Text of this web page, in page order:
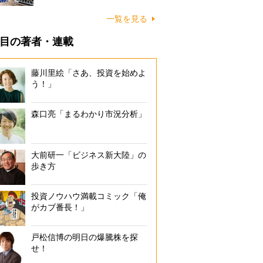
一覧を見る
の著者・連載
藤川里絵「さあ、投資を始めよ
う！」
森口亮「まるわかり市況分析」
大前研一「ビジネス新大陸」の
歩き方
投資ノウハウ満載コミック「俺
がカブ番長！」
戸松信博の明日の爆騰株を探
せ！